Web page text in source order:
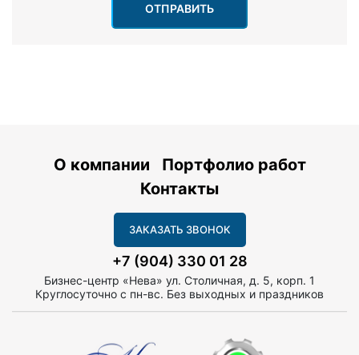
ОТПРАВИТЬ
О компании
Портфолио работ
Контакты
ЗАКАЗАТЬ ЗВОНОК
+7 (904) 330 01 28
Бизнес-центр «Нева» ул. Столичная, д. 5, корп. 1
Круглосуточно с пн-вс. Без выходных и праздников